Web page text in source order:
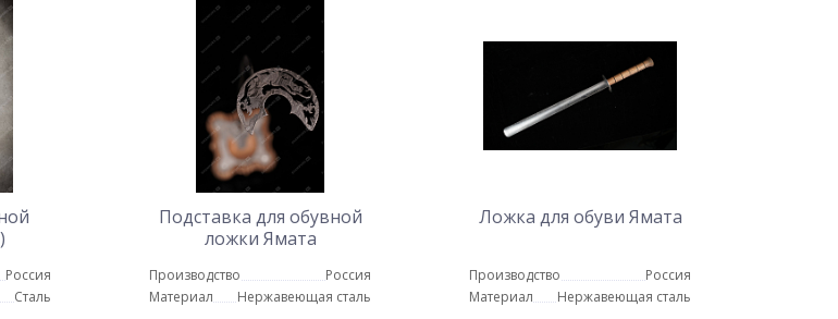
Россия
Сталь
Подставка для обувной
ложки Ямата
Производство
Россия
Материал
Нержавеющая сталь
Ложка для обуви Ямата
Производство
Россия
Материал
Нержавеющая сталь